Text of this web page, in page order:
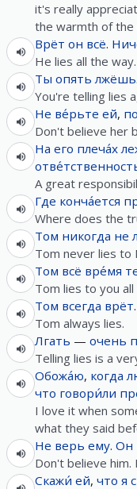
it's really
the warmth of the
Врёт он всё.
He lies all the
Ты опять лжёшь.
You're telling lies
Не ве́рьте ей,
Don't believe her
На его плеча́х
A great
Где конча́ется
Where does the
Том никогда не
Tom never lies to
Том всё вре́мя
Tom lies to you
Том всегда врёт.
Tom always lies.
Лгать — очень
Telling lies is a
Обожа́ю, когда
что говори́ли
I love it when
what they said
Не верь ему. Он
Don't believe
Скажи́ ей, что я